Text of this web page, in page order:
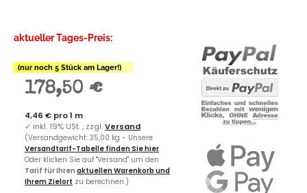
aktueller Tages-Preis:
(nur noch 5 Stück am Lager!)
178,50 €
4,46 € pro 1 m
✓ inkl. 19% USt. , zzgl.Versand
(Versandgewicht: 35,00 kg - Unsere
Versandtarif-Tabelle finden Sie hier.
Oder klicken Sie auf "Versand" um den
Tarif für Ihren aktuellen Warenkorb und
Ihrem Zielort zu berechnen.)